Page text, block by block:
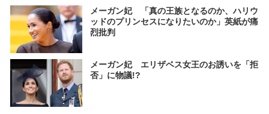
メーガン妃 「真の王族となるのか、ハリウ
ッドのプリンセスになりたいのか」英紙が痛
烈批判
メーガン妃 エリザベス女王のお誘いを「拒
否」に物議!?